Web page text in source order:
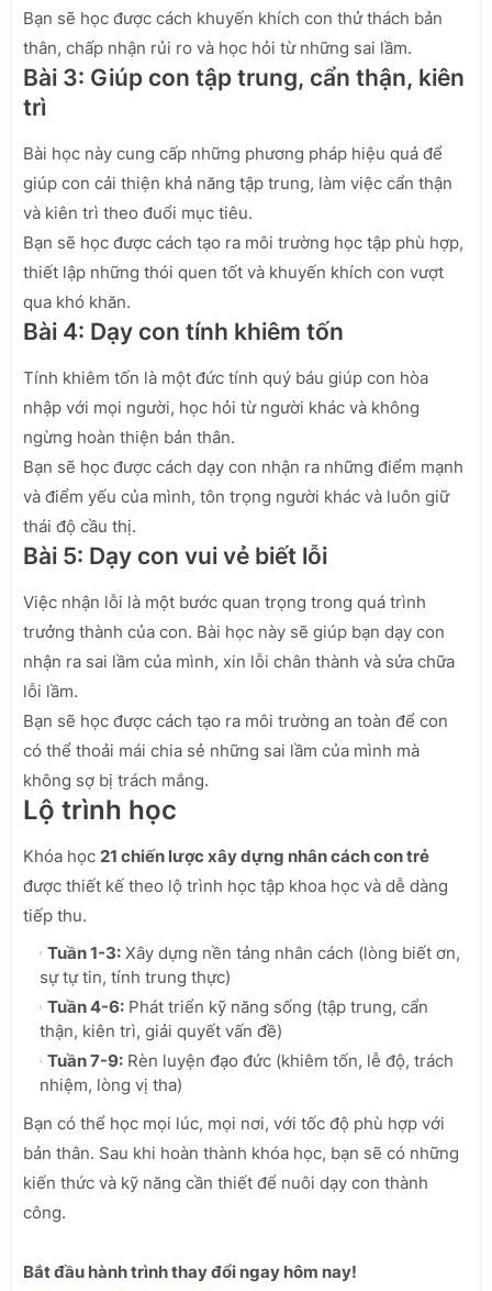
Bạn sẽ học được cách khuyến khích con thử thách bản
thân, chấp nhận rủi ro và học hỏi từ những sai lầm.
Bài 3: Giúp con tập trung, cẩn thận, kiên
trì
Bài học này cung cấp những phương pháp hiệu quả để
giúp con cải thiện khả năng tập trung, làm việc cẩn thận
và kiên trì theo đuổi mục tiêu.
Bạn sẽ học được cách tạo ra môi trường học tập phù hợp,
thiết lập những thói quen tốt và khuyến khích con vượt
qua khó khăn.
Bài 4: Dạy con tính khiêm tốn
Tính khiêm tốn là một đức tính quý báu giúp con hòa
nhập với mọi người, học hỏi từ người khác và không
ngừng hoàn thiện bản thân.
Bạn sẽ học được cách dạy con nhận ra những điểm mạnh
và điểm yếu của mình, tôn trọng người khác và luôn giữ
thái độ cầu thị.
Bài 5: Dạy con vui vẻ biết lỗi
Việc nhận lỗi là một bước quan trọng trong quá trình
trưởng thành của con. Bài học này sẽ giúp bạn dạy con
nhận ra sai lầm của mình, xin lỗi chân thành và sửa chữa
lỗi lầm.
Bạn sẽ học được cách tạo ra môi trường an toàn để con
có thể thoải mái chia sẻ những sai lầm của mình mà
không sợ bị trách mắng.
Lộ trình học
Khóa học 21 chiến lược xây dựng nhân cách con trẻ
được thiết kế theo lộ trình học tập khoa học và dễ dàng
tiếp thu.
Tuần 1-3: Xây dựng nền tảng nhân cách (lòng biết ơn,
sự tự tin, tính trung thực)
Tuần 4-6: Phát triển kỹ năng sống (tập trung, cẩn
thận, kiên trì, giải quyết vấn đề)
Tuần 7-9: Rèn luyện đạo đức (khiêm tốn, lễ độ, trách
nhiệm, lòng vị tha)
Bạn có thể học mọi lúc, mọi nơi, với tốc độ phù hợp với
bản thân. Sau khi hoàn thành khóa học, bạn sẽ có những
kiến thức và kỹ năng cần thiết để nuôi dạy con thành
công.
Bắt đầu hành trình thay đổi ngay hôm nay!